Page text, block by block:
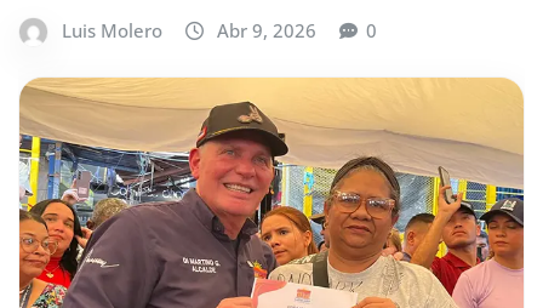
Luis Molero Abr 9, 2026 0